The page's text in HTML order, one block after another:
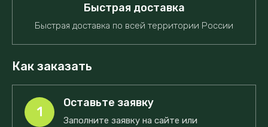
Быстрая доставка
Быстрая доставка по всей территории России
Как заказать
1
Оставьте заявку
Заполните заявку на сайте или